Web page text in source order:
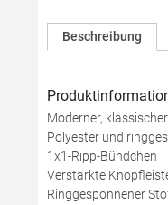
Beschreibung
Moderner,
Polyester und
1x1-Ripp-Bündchen
Verstärkte
Ringgesponnener